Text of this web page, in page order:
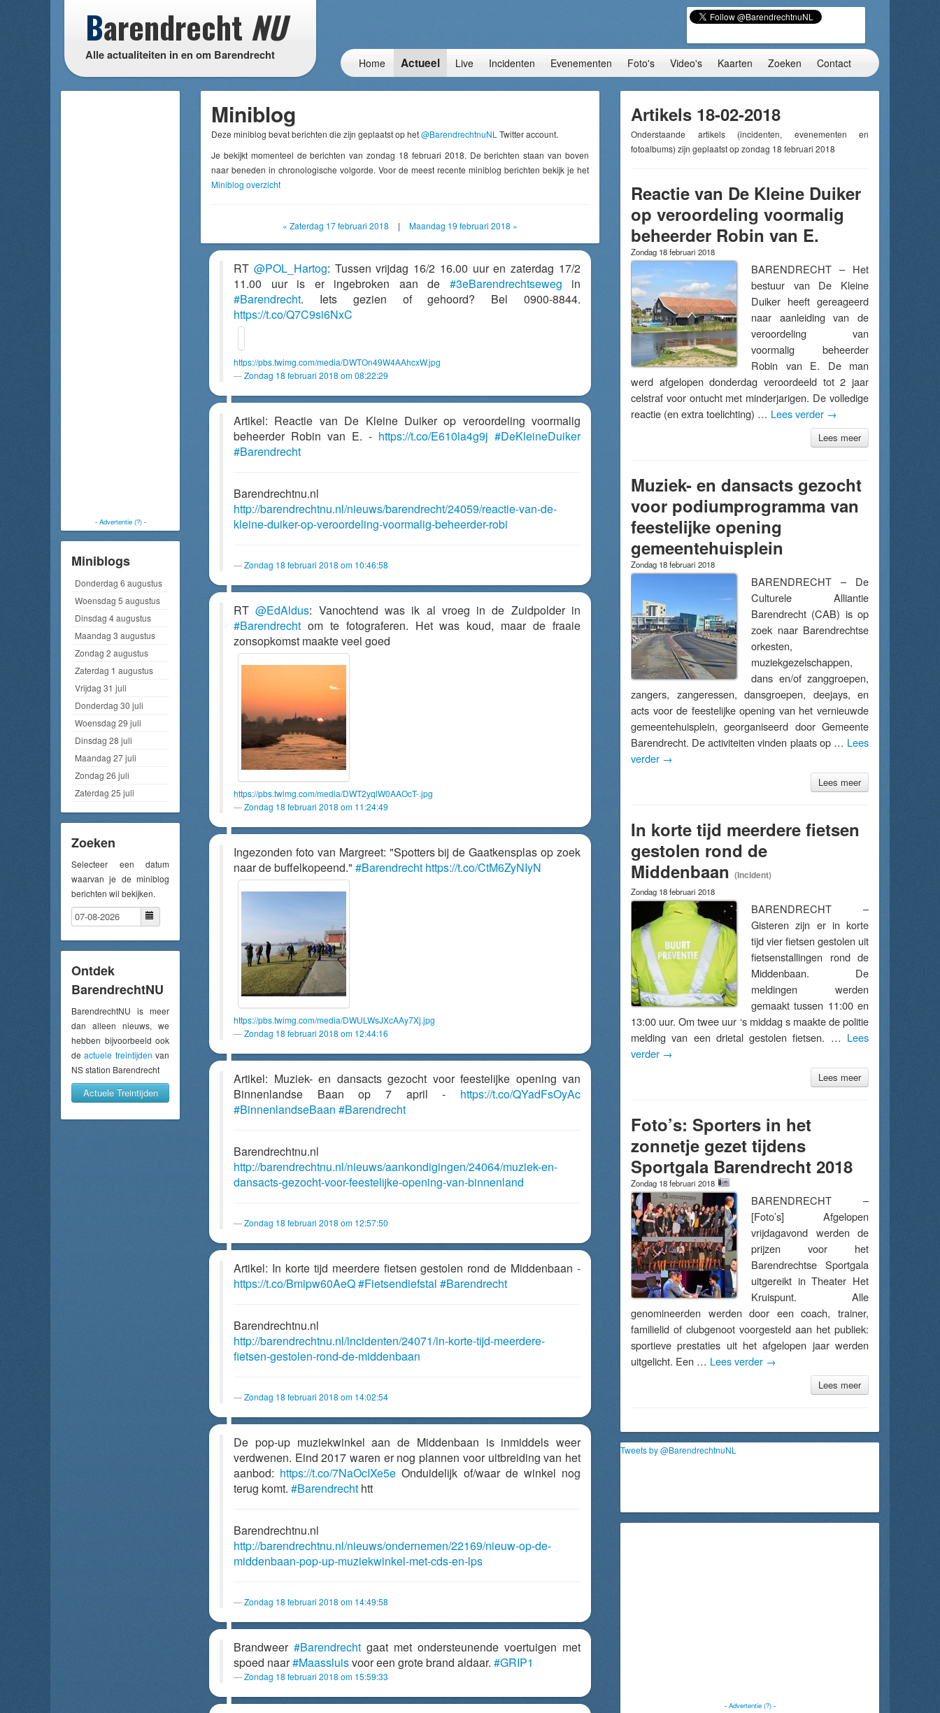
Barendrecht NU
Alle actualiteiten in en om Barendrecht
Home Actueel Live Incidenten Evenementen Foto's Video's Kaarten Zoeken Contact
- Advertentie (?)-
Miniblogs
Donderdag 6 augustus
Woensdag 5 augustus
Dinsdag 4 augustus
Maandag 3 augustus
Zondag 2 augustus
Zaterdag 1 augustus
Vrijdag 31 juli
Donderdag 30 juli
Woensdag 29 juli
Dinsdag 28 juli
Maandag 27 juli
Zondag 26 juli
Zaterdag 25 juli
Zoeken
Selecteer een datum
waarvan je de miniblog
berichten wil bekijken.
Ontdek
BarendrechtNU
BarendrechtNU is meer
dan alleen nieuws, we
hebben bijvoorbeeld ook
deactuele treintijden van
NS station Barendrecht
Actuele Treintijden
Miniblog
Deze miniblog bevat berichten die zijn geplaatst op het@BarendrechtnuNL Twitter account.
Je bekijkt momenteel de berichten van zondag 18 februari 2018. De berichten staan van boven
naar beneden in chronologische volgorde. Voor de meest recente miniblog berichten bekijk je het
Miniblog overzicht
« Zaterdag 17 februari 2018 | Maandag 19 februari 2018 »
RT @POL_Hartog: Tussen vrijdag 16/2 16.00 uur en zaterdag 17/2
11.00 uur is er ingebroken aan de #3eBarendrechtseweg in
#Barendrecht. Iets gezien of gehoord? Bel 0900-8844.
https://t.co/Q7C9si6NxC
https://pbs.twimg.com/media/DWTOn49W4AAhcxW.jpg
Zondag 18 februari 2018 om 08:22:29
Artikel: Reactie van De Kleine Duiker op veroordeling voormalig
beheerder Robin van E. - https://t.co/E610la4g9j #DeKleineDuiker
#Barendrecht
Barendrechtnu.nl
http://barendrechtnu.nl/nieuws/barendrecht/24059/reactie-van-de-
kleine-duiker-op-veroordeling-voormalig-beheerder-robi
Zondag 18 februari 2018 om 10:46:58
RT@EdAldus: Vanochtend was ik al vroeg in de Zuidpolder in
#Barendrecht om te fotograferen. Het was koud, maar de fraaie
zonsopkomst maakte veel goed
https://pbs.twimg.com/media/DWT2yqlW0AAOcT-.jpg
Zondag 18 februari 2018 om 11:24:49
Ingezonden foto van Margreet: "Spotters bij de Gaatkensplas op zoek
naar de buffelkopeend." #Barendrecht https://t.co/CtM6ZyNIyN
https://pbs.twimg.com/media/DWULWsJXcAAy7Xj.jpg
Zondag 18 februari 2018 om 12:44:16
Artikel: Muziek- en dansacts gezocht voor feestelijke opening van
Binnenlandse Baan op 7 april - https://t.co/QYadFsOyAc
#BinnenlandseBaan #Barendrecht
Barendrechtnu.nl
http://barendrechtnu.nl/nieuws/aankondigingen/24064/muziek-en-
dansacts-gezocht-voor-feestelijke-opening-van-binnenland
Zondag 18 februari 2018 om 12:57:50
Artikel: In korte tijd meerdere fietsen gestolen rond de Middenbaan -
https://t.co/Bmipw60AeQ#Fietsendiefstal #Barendrecht
Barendrechtnu.nl
http://barendrechtnu.nl/incidenten/24071/in-korte-tijd-meerdere-
fietsen-gestolen-rond-de-middenbaan
Zondag 18 februari 2018 om 14:02:54
De pop-up muziekwinkel aan de Middenbaan is inmiddels weer
verdwenen. Eind 2017 waren er nog plannen voor uitbreiding van het
aanbod: https://t.co/7NaOcIXe5e Onduidelijk of/waar de winkel nog
terug komt. #Barendrecht htt
Barendrechtnu.nl
http://barendrechtnu.nl/nieuws/ondernemen/22169/nieuw-op-de-
middenbaan-pop-up-muziekwinkel-met-cds-en-lps
Zondag 18 februari 2018 om 14:49:58
Brandweer #Barendrecht gaat met ondersteunende voertuigen met
spoed naar#Maassluisvoor een grote brand aldaar. #GRIP1
Zondag 18 februari 2018 om 15:59:33
Artikels 18-02-2018
Onderstaande artikels (incidenten, evenementen en
fotoalbums) zijn geplaatst op zondag 18 februari 2018
Reactie van De Kleine Duiker
op veroordeling voormalig
beheerder Robin van E.
Zondag 18 februari 2018
BARENDRECHT – Het
bestuur van De Kleine
Duiker heeft gereageerd
naar aanleiding van de
veroordeling van
voormalig beheerder
Robin van E. De man
werd afgelopen donderdag veroordeeld tot 2 jaar
celstraf voor ontucht met minderjarigen. De volledige
reactie (en extra toelichting) … Lees verder →
Lees meer
Muziek- en dansacts gezocht
voor podiumprogramma van
feestelijke opening
gemeentehuisplein
Zondag 18 februari 2018
BARENDRECHT – De
Culturele Alliantie
Barendrecht (CAB) is op
zoek naar Barendrechtse
orkesten,
muziekgezelschappen,
dans en/of zanggroepen,
zangers, zangeressen, dansgroepen, deejays, en
acts voor de feestelijke opening van het vernieuwde
gemeentehuisplein, georganiseerd door Gemeente
Barendrecht. De activiteiten vinden plaats op … Lees
verder →
Lees meer
In korte tijd meerdere fietsen
gestolen rond de
Middenbaan (Incident)
Zondag 18 februari 2018
BARENDRECHT –
Gisteren zijn er in korte
tijd vier fietsen gestolen uit
fietsenstallingen rond de
Middenbaan. De
meldingen werden
gemaakt tussen 11:00 en
13:00 uur. Om twee uur ‘s middag s maakte de politie
melding van een drietal gestolen fietsen. … Lees
verder →
Lees meer
Foto’s: Sporters in het
zonnetje gezet tijdens
Sportgala Barendrecht 2018
Zondag 18 februari 2018
BARENDRECHT –
[Foto’s] Afgelopen
vrijdagavond werden de
prijzen voor het
Barendrechtse Sportgala
uitgereikt in Theater Het
Kruispunt. Alle
genomineerden werden door een coach, trainer,
familielid of clubgenoot voorgesteld aan het publiek:
sportieve prestaties uit het afgelopen jaar werden
uitgelicht. Een … Lees verder →
Lees meer
Tweets by @BarendrechtnuNL
- Advertentie (?)-